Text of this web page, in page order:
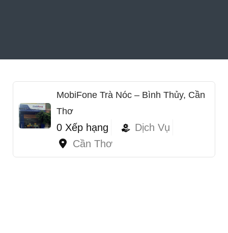
MobiFone Trà Nóc – Bình Thủy, Cần
Thơ
0 Xếp hạng
Dịch Vụ
Cần Thơ